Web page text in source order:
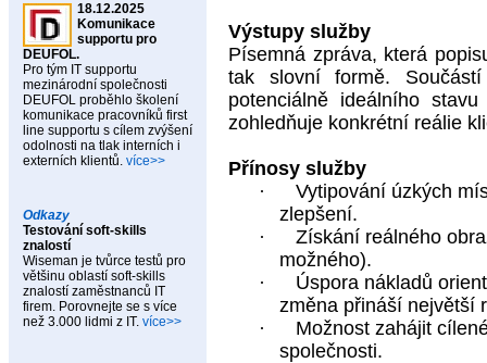
18.12.2025
Komunikace
supportu pro
DEUFOL.
Pro tým IT supportu
mezinárodní společnosti
DEUFOL proběhlo školení
komunikace pracovníků first
line supportu s cílem zvýšení
odolnosti na tlak interních i
externích klientů. více>>
Odkazy
Testování soft-skills
znalostí
Wiseman je tvůrce testů pro
většinu oblastí soft-skills
znalostí zaměstnanců IT
firem. Porovnejte se s více
než 3.000 lidmi z IT. více>>
Výstupy služby
Písemná zpráva, která
tak slovní formě.
potenciálně ideálního
zohledňuje konkrétní reálie
Přínosy služby
·
Vytipování úzkých
zlepšení.
·
Získání reálného
možného).
·
Úspora nákladů
změna přináší největší
·
Možnost zahájit
společnosti.